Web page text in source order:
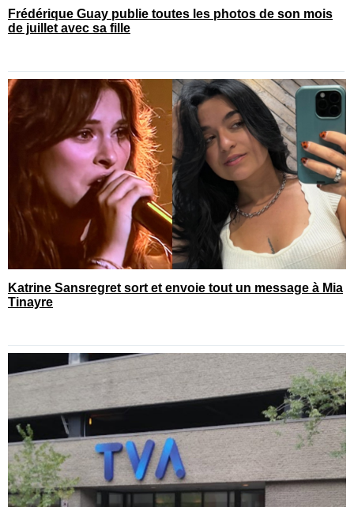
Frédérique Guay publie toutes les photos de son mois
de juillet avec sa fille
Katrine Sansregret sort et envoie tout un message à Mia
Tinayre